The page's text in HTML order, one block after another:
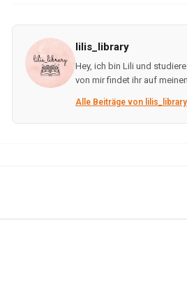
lilis_library
Hey, ich bin Lili und
von mir findet ihr auf
Alle Beiträge von